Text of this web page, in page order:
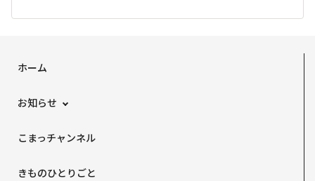
ホーム
お知らせ
こまっチャンネル
きものひとりごと